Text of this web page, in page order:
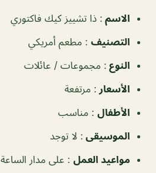
الاسم : ذا تشييز كيك فاكتوري
التصنيف : مطعم أمريكي
النوع : مجموعات / عائلات
الأسعار : مرتفعة
الأطفال : مناسب
الموسيقى : لا توجد
مواعيد العمل : على مدار الساعة